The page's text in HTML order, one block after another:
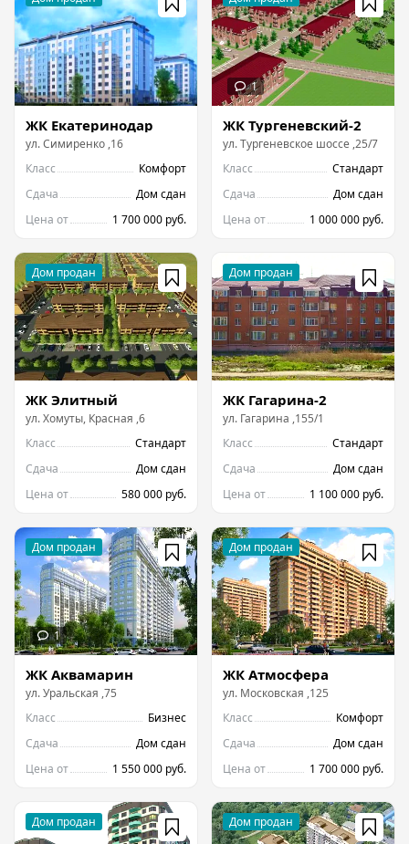
ЖК Екатеринодар
ул.Симиренко ,16
Класс
Комфорт
Сдача
Дом сдан
Цена от
1 700 000 руб.
ЖК Тургеневский-2
ул.Тургеневское шоссе ,25/7
Класс
Стандарт
Сдача
Дом сдан
Цена от
1 000 000 руб.
ЖК Элитный
ул.Хомуты, Красная ,6
Класс
Стандарт
Сдача
Дом сдан
Цена от
580 000 руб.
ЖК Гагарина-2
ул. Гагарина ,155/1
Класс
Стандарт
Сдача
Дом сдан
Цена от
1 100 000 руб.
ЖК Аквамарин
ул.Уральская ,75
Класс
Бизнес
Сдача
Дом сдан
Цена от
1 550 000 руб.
ЖК Атмосфера
ул. Московская ,125
Класс
Комфорт
Сдача
Дом сдан
Цена от
1 700 000 руб.